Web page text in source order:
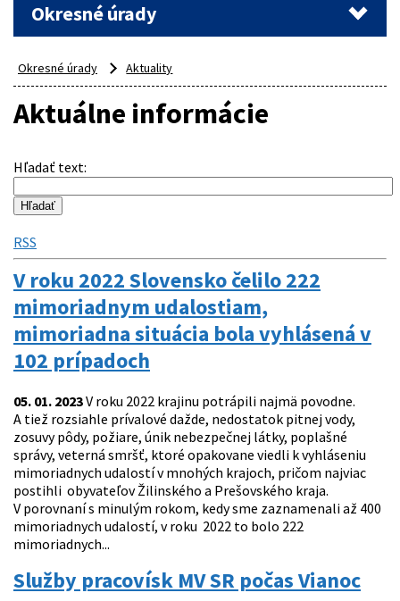
Okresné úrady
Okresné úrady Aktuality
Aktuálne informácie
Hľadať text:
RSS
V roku 2022 Slovensko čelilo 222
mimoriadnym udalostiam,
mimoriadna situácia bola vyhlásená v
102 prípadoch
05. 01. 2023V roku 2022 krajinu potrápili najmä povodne.
A tiež rozsiahle prívalové dažde, nedostatok pitnej vody,
zosuvy pôdy, požiare, únik nebezpečnej látky, poplašné
správy, veterná smršť, ktoré opakovane viedli k vyhláseniu
mimoriadnych udalostí v mnohých krajoch, pričom najviac
postihli obyvateľov Žilinského a Prešovského kraja.
V porovnaní s minulým rokom, kedy sme zaznamenali až 400
mimoriadnych udalostí, v roku 2022 to bolo 222
mimoriadnych...
Služby pracovísk MV SR počas Vianoc